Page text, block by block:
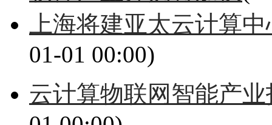
上海将建亚太云计算
01-01 00:00)
云计算物联网智能产